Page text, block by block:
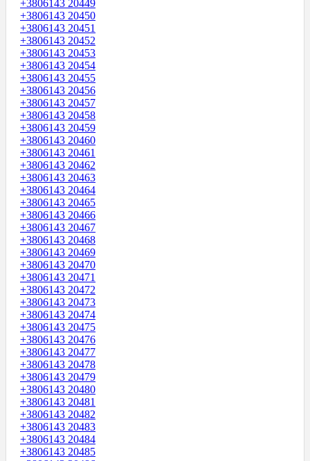
+3806143 20449
+3806143 20450
+3806143 20451
+3806143 20452
+3806143 20453
+3806143 20454
+3806143 20455
+3806143 20456
+3806143 20457
+3806143 20458
+3806143 20459
+3806143 20460
+3806143 20461
+3806143 20462
+3806143 20463
+3806143 20464
+3806143 20465
+3806143 20466
+3806143 20467
+3806143 20468
+3806143 20469
+3806143 20470
+3806143 20471
+3806143 20472
+3806143 20473
+3806143 20474
+3806143 20475
+3806143 20476
+3806143 20477
+3806143 20478
+3806143 20479
+3806143 20480
+3806143 20481
+3806143 20482
+3806143 20483
+3806143 20484
+3806143 20485